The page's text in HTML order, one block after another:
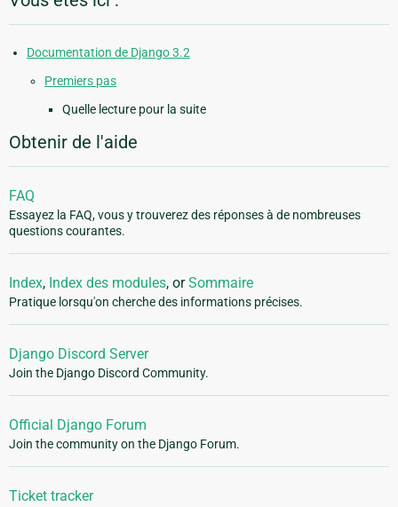
Documentation de Django 3.2
Premiers pas
Quelle lecture pour la suite
Obtenir de l'aide
FAQ
Essayez la FAQ, vous y trouverez des réponses à de nombreuses
questions courantes.
Index, Index des modules, orSommaire
Pratique lorsqu'on cherche des informations précises.
Django Discord Server
Join the Django Discord Community.
Official Django Forum
Join the community on the Django Forum.
Ticket tracker